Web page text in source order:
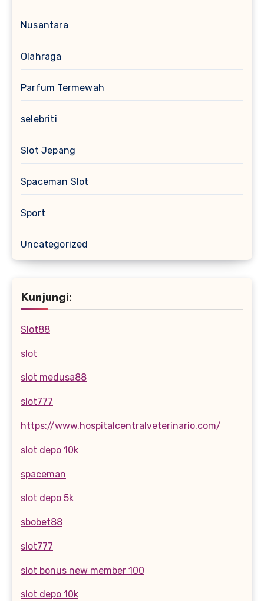
Nusantara
Olahraga
Parfum Termewah
selebriti
Slot Jepang
Spaceman Slot
Sport
Uncategorized
Kunjungi:
Slot88
slot
slot medusa88
slot777
https://www.hospitalcentralveterinario.com/
slot depo 10k
spaceman
slot depo 5k
sbobet88
slot777
slot bonus new member 100
slot depo 10k